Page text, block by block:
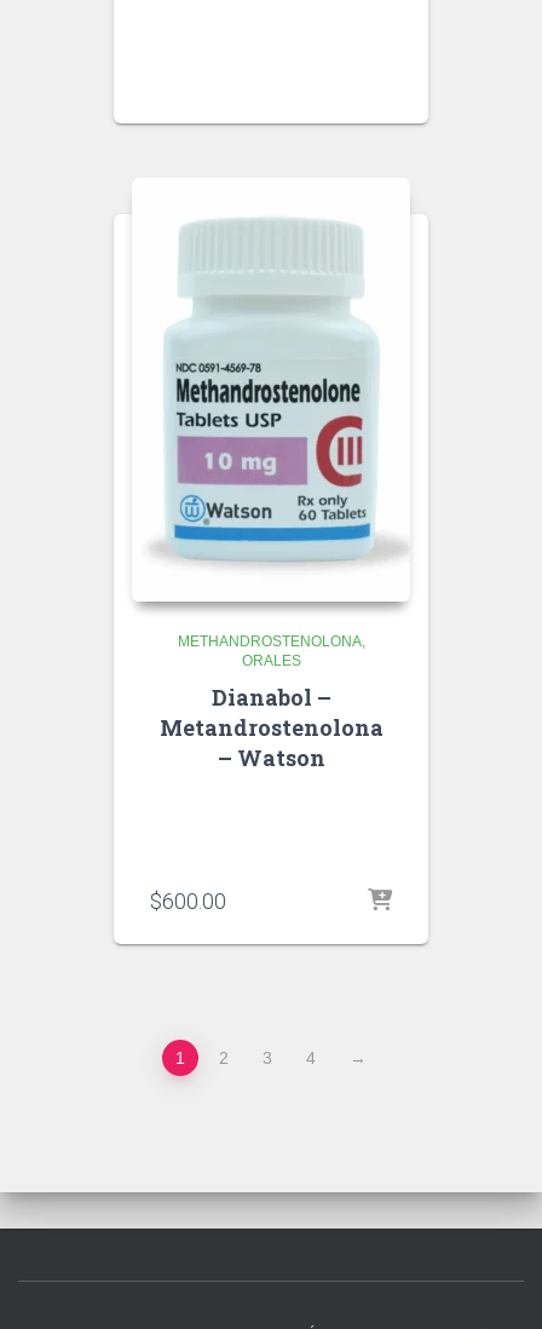
METHANDROSTENOLONA
ORALES
Dianabol –
Metandrostenolona
– Watson
$600.00
1 2 3 4 →